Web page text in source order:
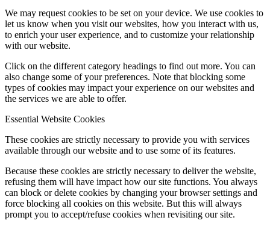
We may request cookies to be set on your device. We use cookies to
let us know when you visit our websites, how you interact with us,
to enrich your user experience, and to customize your relationship
with our website.
Click on the different category headings to find out more. You can
also change some of your preferences. Note that blocking some
types of cookies may impact your experience on our websites and
the services we are able to offer.
Essential Website Cookies
These cookies are strictly necessary to provide you with services
available through our website and to use some of its features.
Because these cookies are strictly necessary to deliver the website,
refusing them will have impact how our site functions. You always
can block or delete cookies by changing your browser settings and
force blocking all cookies on this website. But this will always
prompt you to accept/refuse cookies when revisiting our site.